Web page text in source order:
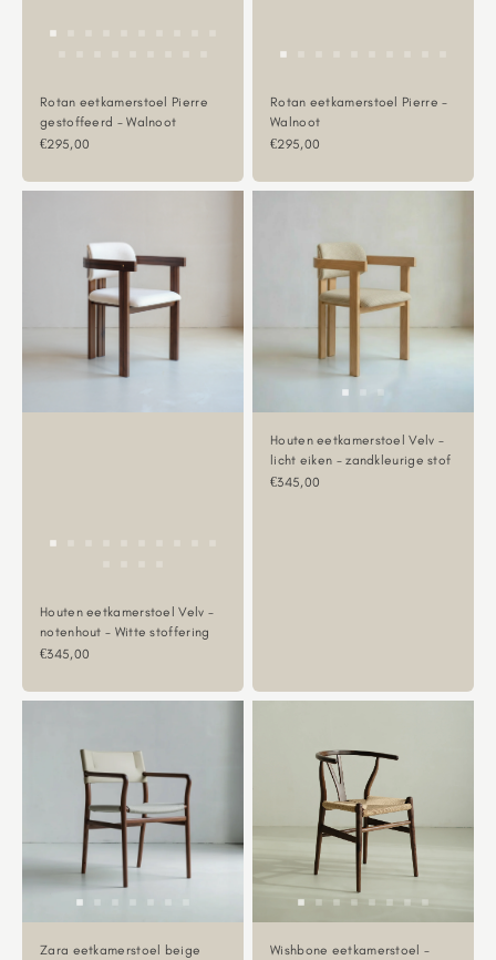
Rotan eetkamerstoel Pierre
gestoffeerd - Walnoot
Aanbiedingsprijs
€295,00
Rotan eetkamerstoel Pierre -
Walnoot
Aanbiedingsprijs
€295,00
Houten eetkamerstoel Velv -
notenhout - Witte stoffering
Aanbiedingsprijs
€345,00
Houten eetkamerstoel Velv -
licht eiken - zandkleurige stof
Aanbiedingsprijs
€345,00
Zara eetkamerstoel beige
Wishbone eetkamerstoel -